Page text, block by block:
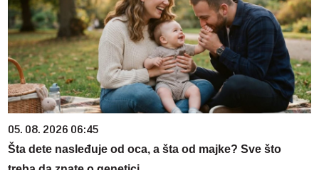
05. 08. 2026 06:45
Šta dete nasleđuje od oca, a šta od majke? Sve što